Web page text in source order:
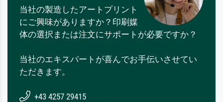
当社の製造したアートプリント
にご興味がありますか？印刷媒
体の選択または注文にサポートが必要ですか？
当社のエキスパートが喜んでお手伝いさせてい
ただきます。
+43 4257 29415